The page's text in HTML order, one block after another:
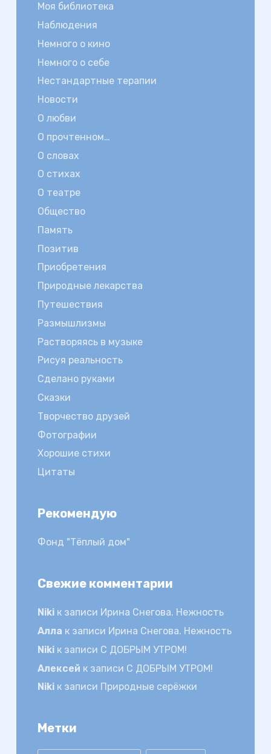
Моя библиотека
Наблюдения
Немного о кино
Немного о себе
Нестандартные терапии
Новости
О любви
О прочтенном…
О словах
О стихах
О театре
Общество
Память
Позитив
Приобретения
Природные лекарства
Путешествия
Размышлизмы
Растворяясь в музыке
Рисуя реальность
Сделано руками
Сказки
Творчество друзей
Фотографии
Хорошие стихи
Цитаты
Рекомендую
Фонд "Тёплый дом"
Свежие комментарии
Nikiк записи Ирина Снегова. Нежность
Алла к записи Ирина Снегова. Нежность
Nikiк записи С ДОБРЫМ УТРОМ!
Алексей к записи С ДОБРЫМ УТРОМ!
Nikiк записи Природные серёжки
Метки